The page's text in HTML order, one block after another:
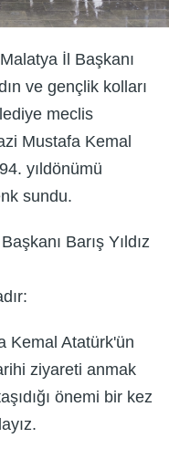
İl Başkanı
ve gençlik kolları
meclis
Mustafa Kemal
yıldönümü
sundu.
Barış Yıldız
Kemal Atatürk'ün
ziyareti anmak
önemi bir kez